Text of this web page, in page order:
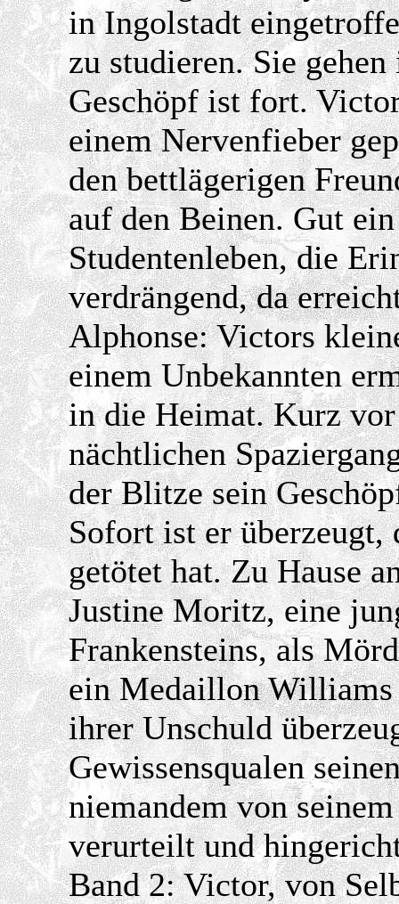
in Ingolstadt
zu studieren. Sie
Geschöpf ist fort.
einem Nervenfieber
den bettlägerigen
auf den Beinen. Gut
Studentenleben, die
verdrängend, da
Alphonse: Victors
einem Unbekannten
in die Heimat. Kurz
nächtlichen
der Blitze sein
Sofort ist er
getötet hat. Zu Hause
Justine Moritz, eine
Frankensteins, als
ein Medaillon
ihrer Unschuld
Gewissensqualen
niemandem von
verurteilt und
Band 2: Victor, von